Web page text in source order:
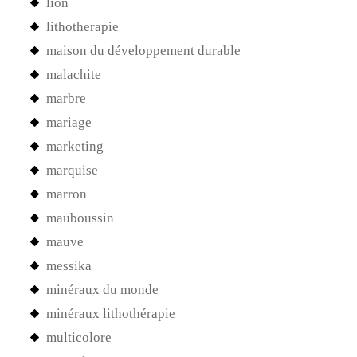
lion
lithotherapie
maison du développement durable
malachite
marbre
mariage
marketing
marquise
marron
mauboussin
mauve
messika
minéraux du monde
minéraux lithothérapie
multicolore